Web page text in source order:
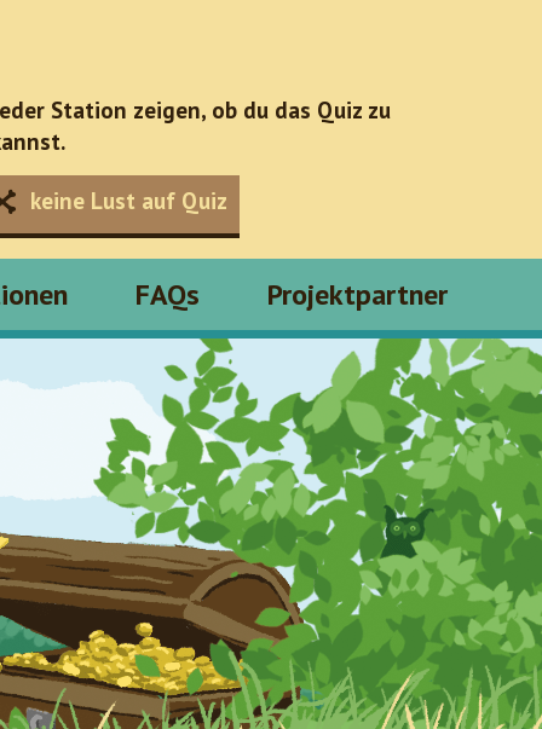
Station zeigen, ob du das Quiz zu
keine Lust auf Quiz
FAQs Projektpartner